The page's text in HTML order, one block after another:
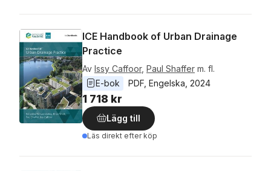
ICE Handbook of Urban Drainage
Practice
Av Issy Caffoor, Paul Shaffer m. fl.
E-bok
PDF Engelska 2024
1 718 kr
Lägg till
Läs direkt efter köp